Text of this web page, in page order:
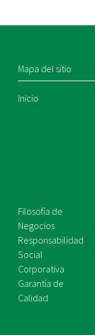
Mapa del sitio
Inicio
Filosofía de
Negocios
Responsabilidad
Social
Corporativa
Garantía de
Calidad